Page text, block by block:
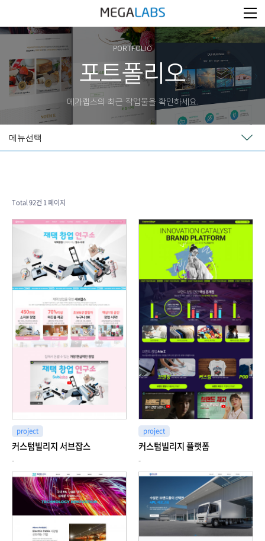
PORTFOLIO
포트폴리오
메가랩스의 최근 작업물을 확인하세요.
메뉴선택
Total 92건 1 페이지
project
커스텀빌리지 서브잡스
-
project
커스텀빌리지 플랫폼
-